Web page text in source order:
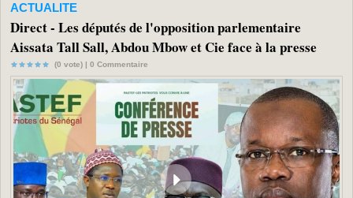
ACTUALITE
Direct - Les députés de l'opposition parlementaire
Aissata Tall Sall, Abdou Mbow et Cie face à la presse
(0 vote) | 0 Commentaire